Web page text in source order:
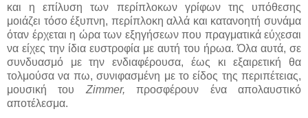
και η επίλυση των περίπλοκων γρίφων της υπόθεσης
μοιάζει τόσο έξυπνη, περίπλοκη αλλά και κατανοητή συνάμα
όταν έρχεται η ώρα των εξηγήσεων που πραγματικά εύχεσαι
να είχες την ίδια ευστροφία με αυτή του ήρωα. Όλα αυτά, σε
συνδυασμό με την ενδιαφέρουσα, έως κι εξαιρετική θα
τολμούσα να πω, συνιφασμένη με το είδος της περιπέτειας,
μουσική του Zimmer, προσφέρουν ένα απολαυστικό
αποτέλεσμα.